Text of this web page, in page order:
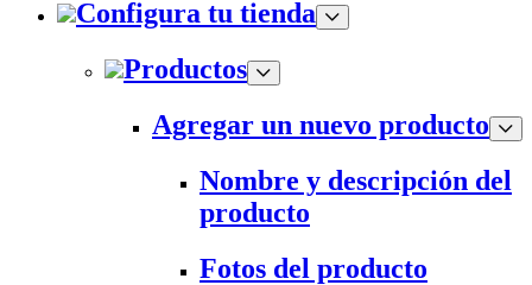
Configura tu tienda
Productos
Agregar un nuevo producto
Nombre y descripción del
producto
Fotos del producto